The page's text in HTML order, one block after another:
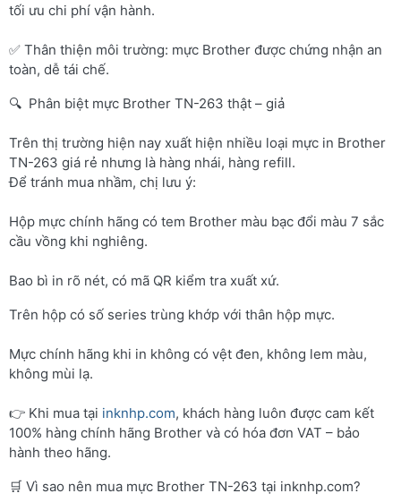
tối ưu chi phí vận hành.
✅ Thân thiện môi trường: mực Brother được chứng nhận an
toàn, dễ tái chế.
🔍 Phân biệt mực Brother TN-263 thật – giả
Trên thị trường hiện nay xuất hiện nhiều loại mực in Brother
TN-263 giá rẻ nhưng là hàng nhái, hàng refill.
Để tránh mua nhầm, chị lưu ý:
Hộp mực chính hãng có tem Brother màu bạc đổi màu 7 sắc
cầu vồng khi nghiêng.
Bao bì in rõ nét, có mã QR kiểm tra xuất xứ.
Trên hộp có số series trùng khớp với thân hộp mực.
Mực chính hãng khi in không có vệt đen, không lem màu,
không mùi lạ.
👉 Khi mua tại inknhp.com, khách hàng luôn được cam kết
100% hàng chính hãng Brother và có hóa đơn VAT – bảo
hành theo hãng.
🛒 Vì sao nên mua mực Brother TN-263 tại inknhp.com?